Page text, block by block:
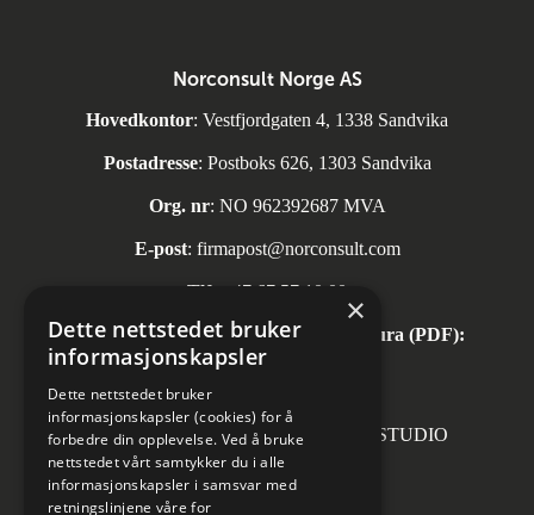
Norconsult Norge AS
Hovedkontor: Vestfjordgaten 4, 1338 Sandvika
Postadresse: Postboks 626, 1303 Sandvika
Org. nr: NO 962392687 MVA
E-post: firmapost@norconsult.com
Tlf: +47 67 57 10 00
Automatisk mottak av inngående faktura (PDF):
invoice.no@norconsult.com
Forsidefoto: RASMUS HJORTSHOJ STUDIO
×
Dette nettstedet bruker
informasjonskapsler
Dette nettstedet bruker
informasjonskapsler (cookies) for å
forbedre din opplevelse. Ved å bruke
nettstedet vårt samtykker du i alle
informasjonskapsler i samsvar med
retningslinjene våre for